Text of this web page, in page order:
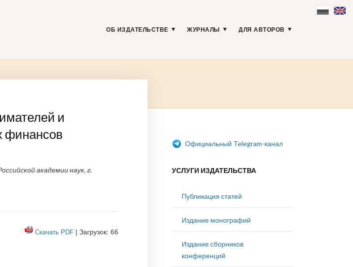
ОБ ИЗДАТЕЛЬСТВЕ ЖУРНАЛЫ ДЛЯ АВТОРОВ
и
финансов
академии наук, г.
Скачать PDF | Загрузок: 66
Официальный Telegram-канал
УСЛУГИ ИЗДАТЕЛЬСТВА
Публикация статей
Издание монографий
Издание сборников
конференций